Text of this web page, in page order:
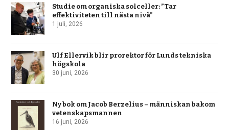
Studie om organiska solceller: ”Tar
effektiviteten till nästa nivå”
1 juli, 2026
Ulf Ellervik blir prorektor för Lunds tekniska
högskola
30 juni, 2026
Ny bok om Jacob Berzelius – människan bakom
vetenskapsmannen
16 juni, 2026